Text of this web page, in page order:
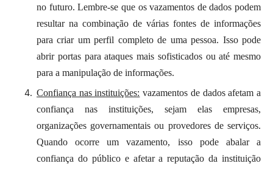
no futuro. Lembre-se que os vazamentos de dados podem
resultar na combinação de várias fontes de informações
para criar um perfil completo de uma pessoa. Isso pode
abrir portas para ataques mais sofisticados ou até mesmo
para a manipulação de informações.
Confiança nas instituições: vazamentos de dados afetam a
confiança nas instituições, sejam elas empresas,
organizações governamentais ou provedores de serviços.
Quando ocorre um vazamento, isso pode abalar a
confiança do público e afetar a reputação da instituição